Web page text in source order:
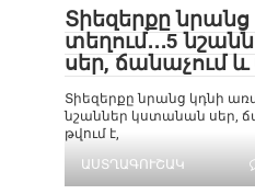
Տիեզերքը
տեղում․․․5
սեր, ճանաչում
Տիեզերքը նրանց կդնի
նշաններ կստանան սեր,
թվում է,
ԱՍՏՂԱԳՈՒՇԱԿ